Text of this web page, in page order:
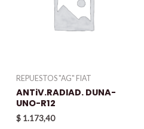
REPUESTOS "AG" FIAT
ANTiV.RADIAD. DUNA-
UNO-R12
$ 1.173,40